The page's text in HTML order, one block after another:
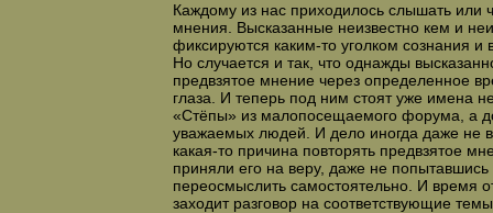
Каждому из нас приходилось слышать или
мнения. Высказанные неизвестно кем и
фиксируются каким-то уголком сознания и
Но случается и так, что однажды
предвзятое мнение через определенное
глаза. И теперь под ним стоят уже имена
«Стёпы» из малопосещаемого форума, а
уважаемых людей. И дело иногда даже не в
какая-то причина повторять предвзятое
приняли его на веру, даже не попытавшись
переосмыслить самостоятельно. И время
заходит разговор на соответствующие